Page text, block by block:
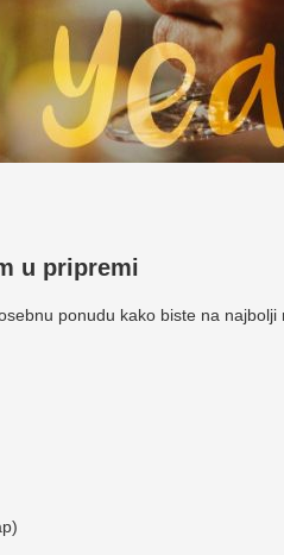
u pripremi
ponudu kako biste na